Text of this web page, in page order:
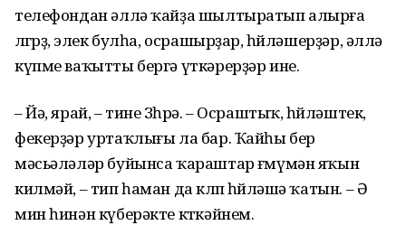
телефондан әллә ҡайҙа шылтыратып алырға
өлгөрҙө, элек булһа, осрашырҙар, һөйләшерҙәр, әллә
күпме ваҡытты бергә үткәрерҙәр ине.
– Йә, ярай, – тине Зөһрә. – Осраштыҡ, һөйләштек,
фекерҙәр уртаҡлығы ла бар. Ҡайһы бер
мәсьәләләр буйынса ҡараштар ғөмүмән яҡын
килмәй, – тип һаман да көлөп һөйләшә ҡатын. – Ә
мин һинән күберәкте көткәйнем.